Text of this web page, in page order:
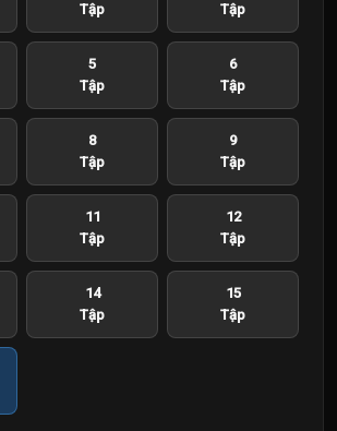
Tập
Tập
5
Tập
6
Tập
8
Tập
9
Tập
11
Tập
12
Tập
14
Tập
15
Tập